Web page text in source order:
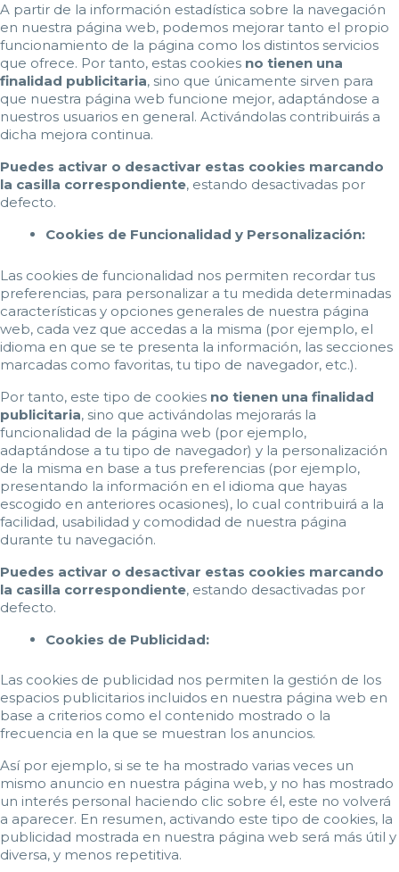
A partir de la información estadística sobre la navegación
en nuestra página web, podemos mejorar tanto el propio
funcionamiento de la página como los distintos servicios
que ofrece. Por tanto, estas cookies no tienen una
finalidad publicitaria, sino que únicamente sirven para
que nuestra página web funcione mejor, adaptándose a
nuestros usuarios en general. Activándolas contribuirás a
dicha mejora continua.
Puedes activar o desactivar estas cookies marcando
la casilla correspondiente, estando desactivadas por
defecto.
Cookies de Funcionalidad y Personalización:
Las cookies de funcionalidad nos permiten recordar tus
preferencias, para personalizar a tu medida determinadas
características y opciones generales de nuestra página
web, cada vez que accedas a la misma (por ejemplo, el
idioma en que se te presenta la información, las secciones
marcadas como favoritas, tu tipo de navegador, etc.).
Por tanto, este tipo de cookies no tienen una finalidad
publicitaria, sino que activándolas mejorarás la
funcionalidad de la página web (por ejemplo,
adaptándose a tu tipo de navegador) y la personalización
de la misma en base a tus preferencias (por ejemplo,
presentando la información en el idioma que hayas
escogido en anteriores ocasiones), lo cual contribuirá a la
facilidad, usabilidad y comodidad de nuestra página
durante tu navegación.
Puedes activar o desactivar estas cookies marcando
la casilla correspondiente, estando desactivadas por
defecto.
Cookies de Publicidad:
Las cookies de publicidad nos permiten la gestión de los
espacios publicitarios incluidos en nuestra página web en
base a criterios como el contenido mostrado o la
frecuencia en la que se muestran los anuncios.
Así por ejemplo, si se te ha mostrado varias veces un
mismo anuncio en nuestra página web, y no has mostrado
un interés personal haciendo clic sobre él, este no volverá
a aparecer. En resumen, activando este tipo de cookies, la
publicidad mostrada en nuestra página web será más útil y
diversa, y menos repetitiva.